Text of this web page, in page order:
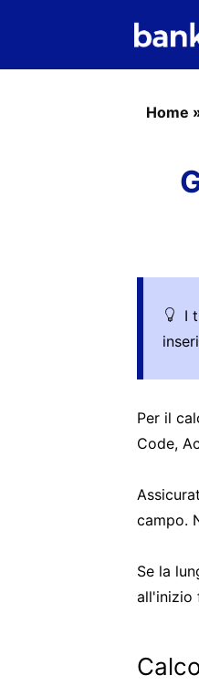
Home
I
Per il
Code,
campo.
Se la
all'inizio